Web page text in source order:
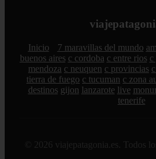
Inicio 7 maravillas del mundo
buenos aires c cordoba c entre rios c
mendoza c neuquen c provincias
tierra de fuego c tucuman c zona
destinos gijon lanzarote live
tenerife
© 2026 viajepatagonia.es. Todos